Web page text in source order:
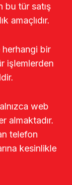
bu tür satış
amaçlıdır.
herhangi bir
işlemlerden
web
almaktadır.
telefon
kesinlikle